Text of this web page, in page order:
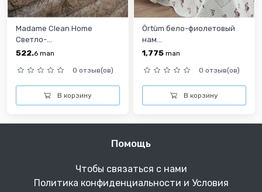
Madame Clean Home
Светло-...
522.6 man
0 отзыв(ов)
В корзину
Örtüm бело-фиолетовый
нам...
1,775 man
0 отзыв(ов)
В корзину
Помощь
Чтобы связаться с нами
Политика конфиденциальности и Условия